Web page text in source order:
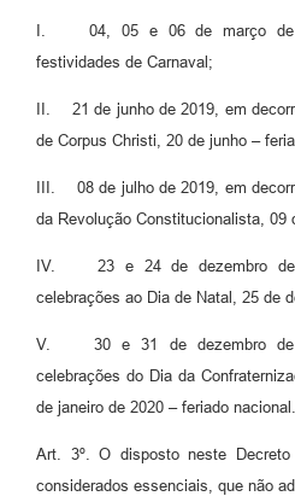
Enquete
Agenda
SIC
Contato
I. 04, 05 e 06 de março de
festividades de Carnaval;
II. 21 de junho de 2019, em
de Corpus Christi, 20 de junho –
III. 08 de julho de 2019, em
da Revolução Constitucionalista, 09
IV. 23 e 24 de dezembro de
celebrações ao Dia de Natal, 25 de
V. 30 e 31 de dezembro de
celebrações do Dia da
de janeiro de 2020 – feriado nacional.
Art. 3º. O disposto neste
considerados essenciais, que não